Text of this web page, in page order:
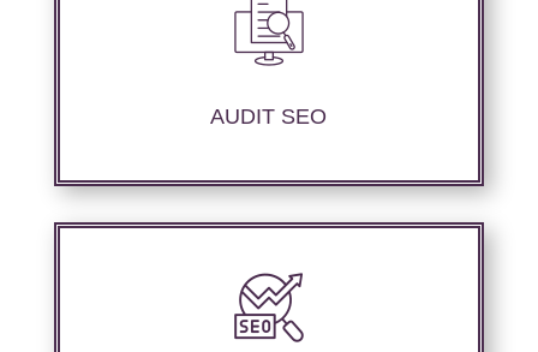
AUDIT SEO
Audit complet de votre site web à travers les
mots clés pertinents, les principaux
Nous offrons des services d’optimisation
technique de site web, d’ajustement de